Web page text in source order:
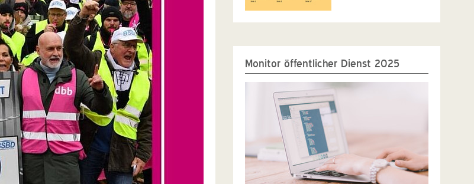
Monitor öffentlicher Dienst 2025